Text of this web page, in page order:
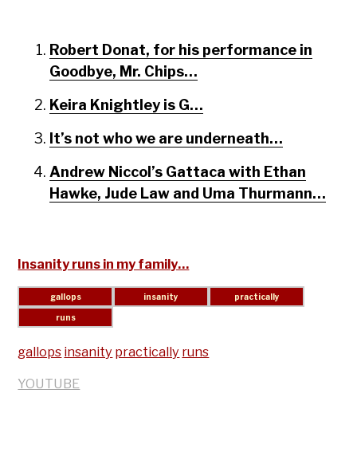
Robert Donat, for his performance in
Goodbye, Mr. Chips…
Keira Knightley is G…
It’s not who we are underneath…
Andrew Niccol’s Gattaca with Ethan
Hawke, Jude Law and Uma Thurmann…
Insanity runs in my family…
gallops insanity practically runs
YOUTUBE